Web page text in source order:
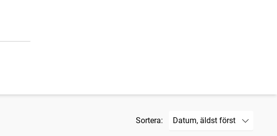
Sortera: